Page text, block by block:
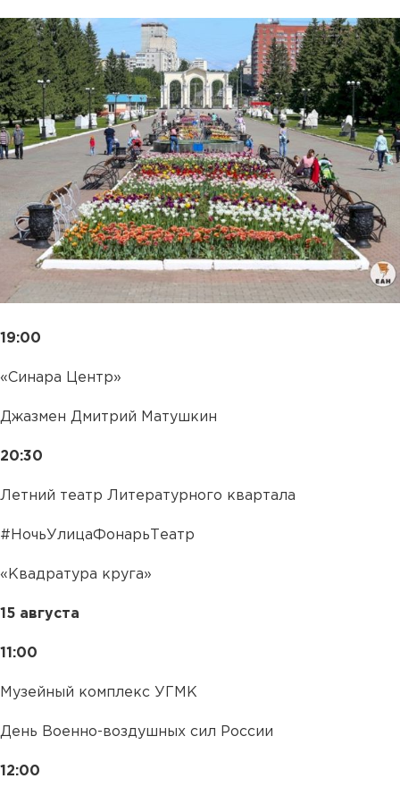
19:00
«Синара Центр»
Джазмен Дмитрий Матушкин
20:30
Летний театр Литературного квартала
#НочьУлицаФонарьТеатр
«Квадратура круга»
15 августа
11:00
Музейный комплекс УГМК
День Военно-воздушных сил России
12:00